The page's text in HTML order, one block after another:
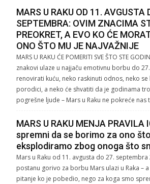
MARS U RAKU OD 11. AVGUSTA
SEPTEMBRA: OVIM ZNACIMA
PREOKRET, A EVO KO ĆE
ONO ŠTO MU JE NAJVAŽNIJE
MARS U RAKU ĆE POMERITI SVE ŠTO STE
znakovi ulaze u najjaču emotivnu borbu do
renovirati kuću, neko raskinuti odnos, neko
porodici, a neko će shvatiti da je godinama
pogrešne ljude – Mars u Raku ne pokreće
MARS U RAKU MENJA PRAVILA
spremni da se borimo za ono
eksplodiramo zbog onoga što
Mars u Raku od 11. avgusta do 27.
postanu gorivo za borbu Mars ulazi u Raka –
pitanje ko je pobedio, nego za koga smo